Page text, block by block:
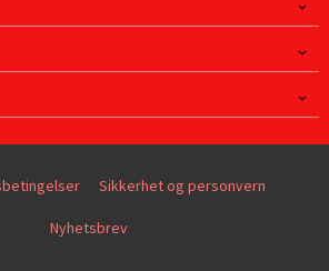
Sikkerhet og personvern
Nyhetsbrev